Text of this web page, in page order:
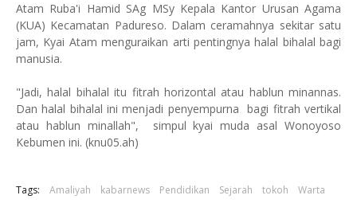
Atam Ruba'i Hamid SAg MSy Kepala Kantor Urusan Agama
(KUA) Kecamatan Padureso. Dalam ceramahnya sekitar satu
jam, Kyai Atam menguraikan arti pentingnya halal bihalal bagi
manusia.
"Jadi, halal bihalal itu fitrah horizontal atau hablun minannas.
Dan halal bihalal ini menjadi penyempurna bagi fitrah vertikal
atau hablun minallah", simpul kyai muda asal Wonoyoso
Kebumen ini. (knu05.ah)
Tags: Amaliyah kabarnews Pendidikan Sejarah tokoh Warta